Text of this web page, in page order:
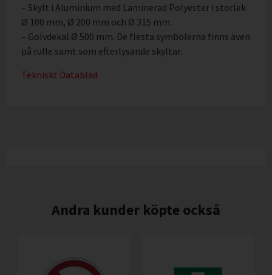
– Skylt i Aluminium med Laminerad Polyester i storlek
Ø 100 mm, Ø 200 mm och Ø 315 mm.
– Golvdekal Ø 500 mm. De flesta symbolerna finns även
på rulle samt som efterlysande skyltar.
Tekniskt Datablad
Andra kunder köpte också